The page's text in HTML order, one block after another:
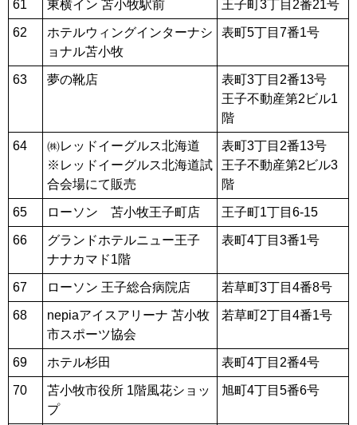
61 東横イン 苫小牧駅前 王子町3丁目2番21号
62
ホテルウィングインターナシ
ョナル苫小牧
表町5丁目7番1号
63 夢の靴店
表町3丁目2番13号
王子不動産第2ビル1
階
64
㈱レッドイーグルス北海道
※レッドイーグルス北海道試
合会場にて販売
表町3丁目2番13号
王子不動産第2ビル3
階
65 ローソン 苫小牧王子町店 王子町1丁目6-15
66
グランドホテルニュー王子
ナナカマド1階
表町4丁目3番1号
67 ローソン 王子総合病院店 若草町3丁目4番8号
68
nepiaアイスアリーナ 苫小牧
市スポーツ協会
若草町2丁目4番1号
69 ホテル杉田 表町4丁目2番4号
70
苫小牧市役所 1階風花ショッ
プ
旭町4丁目5番6号